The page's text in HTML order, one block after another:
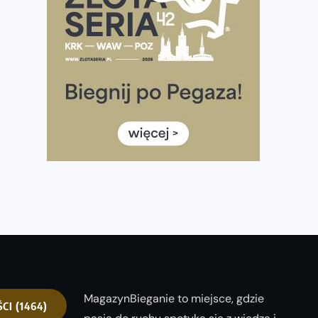
półmaratonem
Już w tę sobotę 35. Bieg Powstania Warszawskiego.
Wystartuje rekordowa liczba uczestników
poradnik przed startem
Ile razy w tygodniu biegać? 3 treningi wystarczą? Jak
często biegać, żeby robić postępy
Już w ten weekend! Przed nami Nocny Portowy
(1464)
MagazynBieganie to miejsce, gdzie